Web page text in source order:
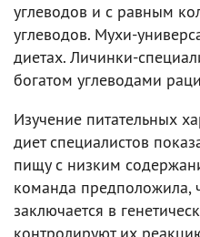
углеводов и с равным
углеводов. Мухи-
диетах. Личинки-
богатом углеводами
Изучение питательных
диет специалистов
пищу с низким
команда предположила,
заключается в